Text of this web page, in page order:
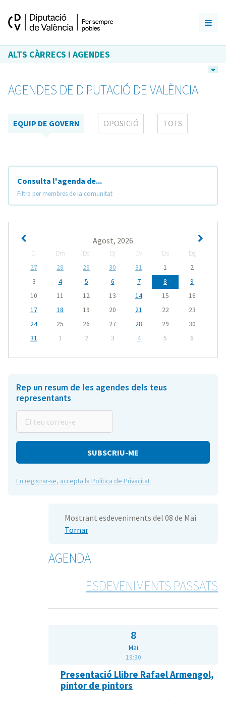
ALTS CÀRRECS I AGENDES
AGENDES DE DIPUTACIÓ DE VALÈNCIA
EQUIP DE GOVERN OPOSICIÓ TOTS
Consulta l'agenda de...
Filtra per membres de la comunitat
Agost, 2026
Dl Dm Dc Dj Dv Ds
Dg
27
28 29 30 31 1
2
3
4 5 6 7 8
9
10
11 12 13 14 15
16
17
18 19 20 21 22
23
24
25 26 27 28 29
30
31
1 2 3 4 5 6
Rep un resum de les agendes dels teus
representants
teu
correu-
En registrar-se, accepta la Política de Privacitat
Mostrant esdeveniments del 08 de Mai
Tornar
AGENDA
ESDEVENIMENTS PASSATS
8
Mai
19:30
Presentació Llibre Rafael Armengol,
pintor de pintors